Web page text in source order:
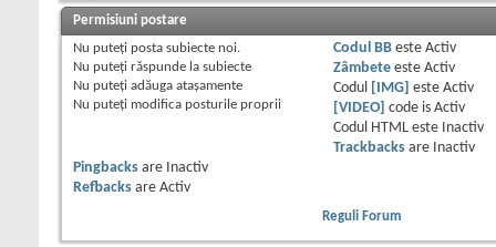
Permisiuni postare
Nu puteţi posta subiecte noi.
Nu puteţi răspunde la subiecte
Nu puteţi adăuga ataşamente
Nu puteţi modifica posturile proprii
Codul BBeste Activ
Zâmbeteeste Activ
Codul
[IMG] este Activ
[VIDEO]
code is Activ
Codul HTML este
Inactiv
Trackbacksare
Inactiv
Pingbacks are
Inactiv
Refbacks are Activ
Reguli Forum